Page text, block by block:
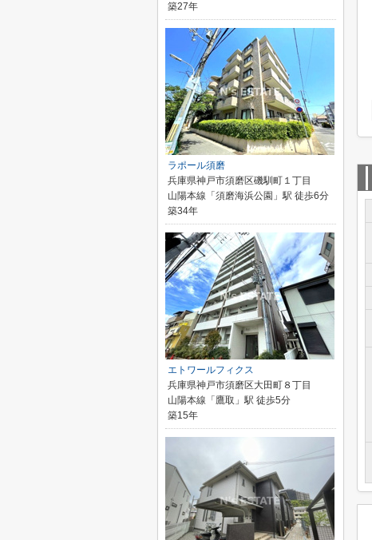
築27年
ラポール須磨
兵庫県神戸市須磨区磯馴町１丁目
山陽本線「須磨海浜公園」駅 徒歩6分
築34年
エトワールフィクス
兵庫県神戸市須磨区大田町８丁目
山陽本線「鷹取」駅 徒歩5分
築15年